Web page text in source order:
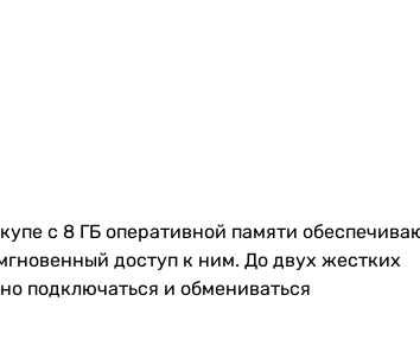
с 8 ГБ оперативной памяти
доступ к ним. До двух жестких
подключаться и обмениваться